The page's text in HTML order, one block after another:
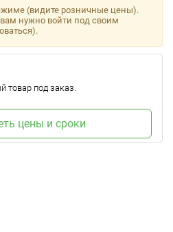
(видите розничные цены).
нужно войти под своим
под заказ.
цены и сроки